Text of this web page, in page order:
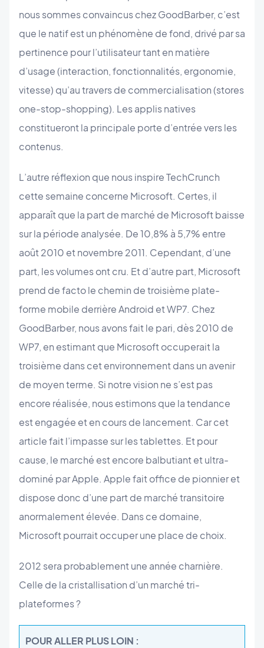
nous sommes convaincus chez GoodBarber, c’est
que le natif est un phénomène de fond, drivé par sa
pertinence pour l’utilisateur tant en matière
d’usage (interaction, fonctionnalités, ergonomie,
vitesse) qu’au travers de commercialisation (stores
one-stop-shopping). Les applis natives
constitueront la principale porte d’entrée vers les
contenus.
L’autre réflexion que nous inspire TechCrunch
cette semaine concerne Microsoft. Certes, il
apparaît que la part de marché de Microsoft baisse
sur la période analysée. De 10,8% à 5,7% entre
août 2010 et novembre 2011. Cependant, d’une
part, les volumes ont cru. Et d’autre part, Microsoft
prend de facto le chemin de troisième plate-
forme mobile derrière Android et WP7. Chez
GoodBarber, nous avons fait le pari, dès 2010 de
WP7, en estimant que Microsoft occuperait la
troisième dans cet environnement dans un avenir
de moyen terme. Si notre vision ne s’est pas
encore réalisée, nous estimons que la tendance
est engagée et en cours de lancement. Car cet
article fait l’impasse sur les tablettes. Et pour
cause, le marché est encore balbutiant et ultra-
dominé par Apple. Apple fait office de pionnier et
dispose donc d’une part de marché transitoire
anormalement élevée. Dans ce domaine,
Microsoft pourrait occuper une place de choix.
2012 sera probablement une année charnière.
Celle de la cristallisation d’un marché tri-
plateformes ?
POUR ALLER PLUS LOIN :